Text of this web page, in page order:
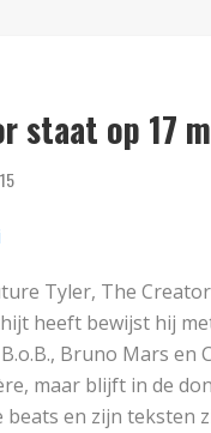
staat op 17
Tyler, The
heeft bewijst hij
Bruno Mars
maar blijft in de
en zijn teksten